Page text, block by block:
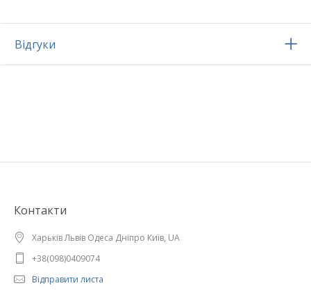
Відгуки
Контакти
Харьків Львів Одеса Дніпро Київ, UA
+38(098)0409074
Відправити листа